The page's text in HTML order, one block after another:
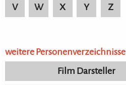
V W X Y Z
weitere Personenverzeichnisse
Film Darsteller